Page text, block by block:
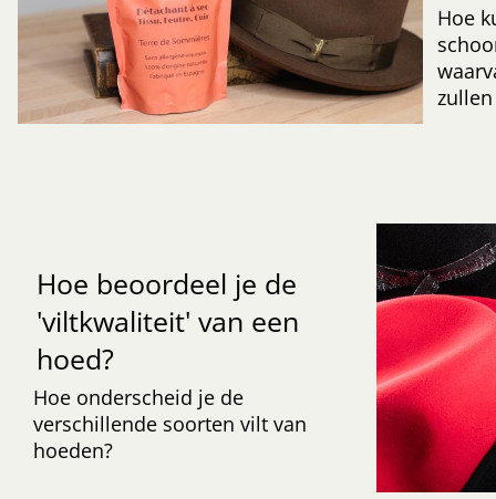
Hoe
Hoe beoordeel je de
'viltkwaliteit' van een
hoed?
Hoe onderscheid je de
verschillende soorten vilt van
hoeden?